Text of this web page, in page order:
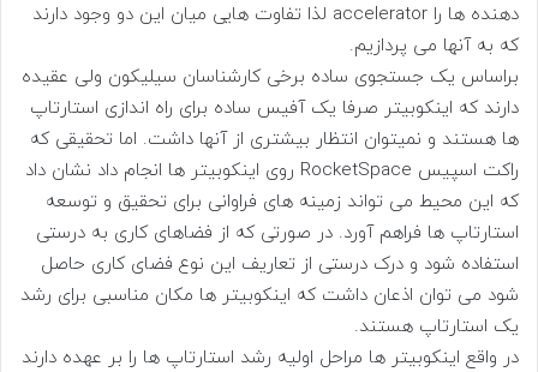
دهنده ها را accelerator لذا تفاوت هایی میان این دو وجود دارند
که به آنها می پردازیم.
براساس یک جستجوی ساده برخی کارشناسان سیلیکون ولی عقیده
دارند که اینکوبیتر صرفا یک آفیس ساده برای راه اندازی استارتاپ
ها هستند و نمیتوان انتظار بیشتری از آنها داشت. اما تحقیقی که
راکت اسپیس RocketSpace روی اینکوبیتر ها انجام داد نشان داد
که این محیط می تواند زمینه های فراوانی برای تحقیق و توسعه
استارتاپ ها فراهم آورد. در صورتی که از فضاهای کاری به درستی
استفاده شود و درک درستی از تعاریف این نوع فضای کاری حاصل
شود می توان اذعان داشت که اینکوبیتر ها مکان مناسبی برای رشد
یک استارتاپ هستند.
در واقع اینکوبیتر ها مراحل اولیه رشد استارتاپ ها را بر عهده دارند